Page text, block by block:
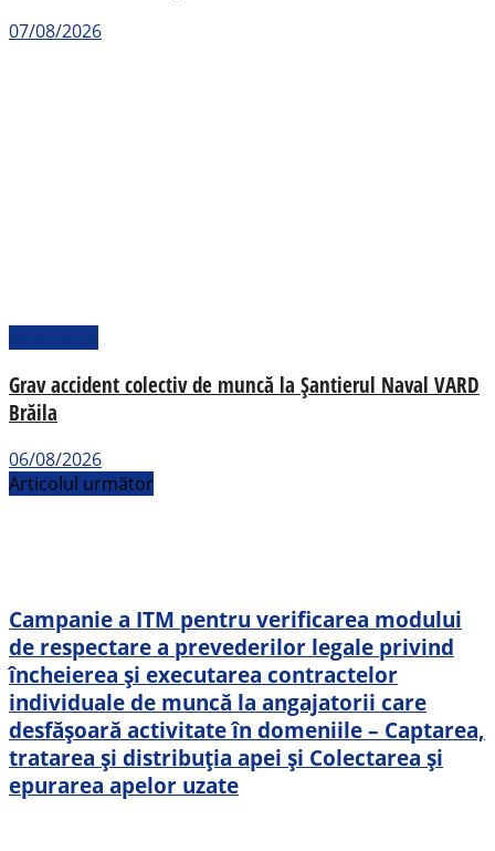
07/08/2026
Grav accident colectiv de muncă la Șantierul Naval VARD
Brăila
06/08/2026
Articolul următor
Campanie a ITM pentru verificarea modului
de respectare a prevederilor legale privind
încheierea și executarea contractelor
individuale de muncă la angajatorii care
desfășoară activitate în domeniile – Captarea,
tratarea și distribuția apei și Colectarea și
epurarea apelor uzate